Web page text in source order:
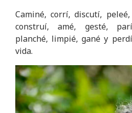
Caminé, corrí, discutí,
construí, amé, gesté,
planché, limpié, gané y
vida.